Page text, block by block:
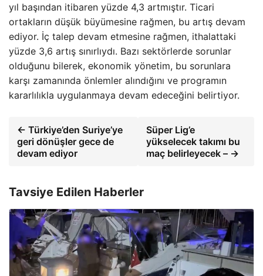
yıl başından itibaren yüzde 4,3 artmıştır. Ticari
ortakların düşük büyümesine rağmen, bu artış devam
ediyor. İç talep devam etmesine rağmen, ithalattaki
yüzde 3,6 artış sınırlıydı. Bazı sektörlerde sorunlar
olduğunu bilerek, ekonomik yönetim, bu sorunlara
karşı zamanında önlemler alındığını ve programın
kararlılıkla uygulanmaya devam edeceğini belirtiyor.
← Türkiye’den Suriye’ye
geri dönüşler gece de
devam ediyor
Süper Lig’e
yükselecek takımı bu
maç belirleyecek – →
Tavsiye Edilen Haberler